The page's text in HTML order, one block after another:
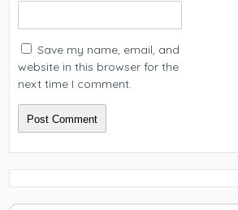
Save my name, email, and
website in this browser for the
next time I comment.